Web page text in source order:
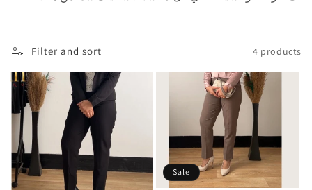
c
t
i
o
n
:
Filter and sort 4 products
Sale